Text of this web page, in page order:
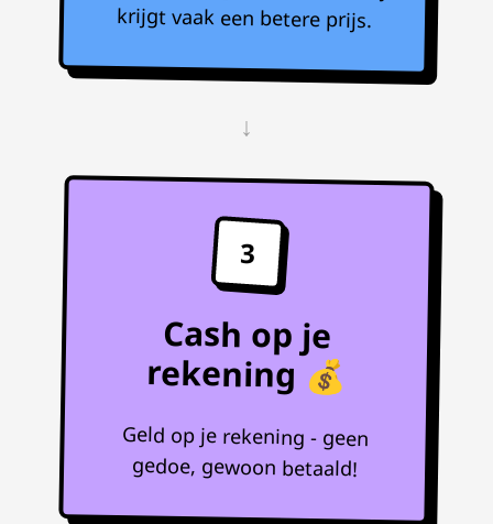
krijgt vaak een betere prijs.
↓
3
Cash op je
rekening 💰
Geld op je rekening - geen
gedoe, gewoon betaald!